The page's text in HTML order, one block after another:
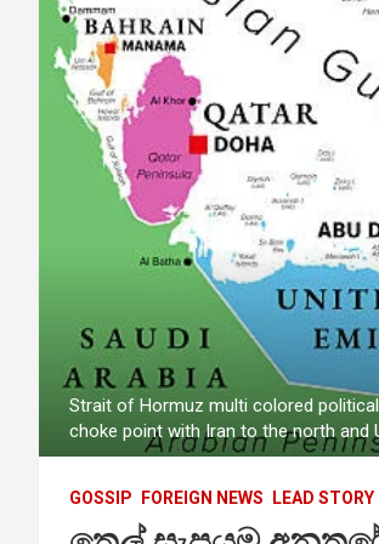
Strait of Hormuz multi colored
choke point with Iran to the north and
GOSSIP FOREIGN NEWS LEAD STORY